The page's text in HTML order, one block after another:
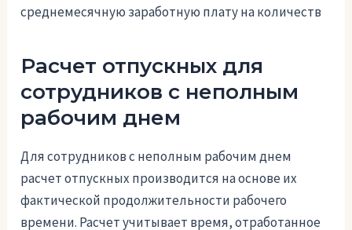
среднемесячную заработную плату на количеств
Расчет отпускных для
сотрудников с неполным
рабочим днем
Для сотрудников с неполным рабочим днем
расчет отпускных производится на основе их
фактической продолжительности рабочего
времени. Расчет учитывает время, отработанное